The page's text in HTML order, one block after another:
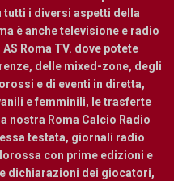
tutti i diversi aspetti della
è anche televisione e radio
Roma TV. dove potete
delle mixed-zone, degli
e di eventi in diretta,
e femminili, le trasferte
nostra Roma Calcio Radio
testata, giornali radio
con prime edizioni e
dichiarazioni dei giocatori,